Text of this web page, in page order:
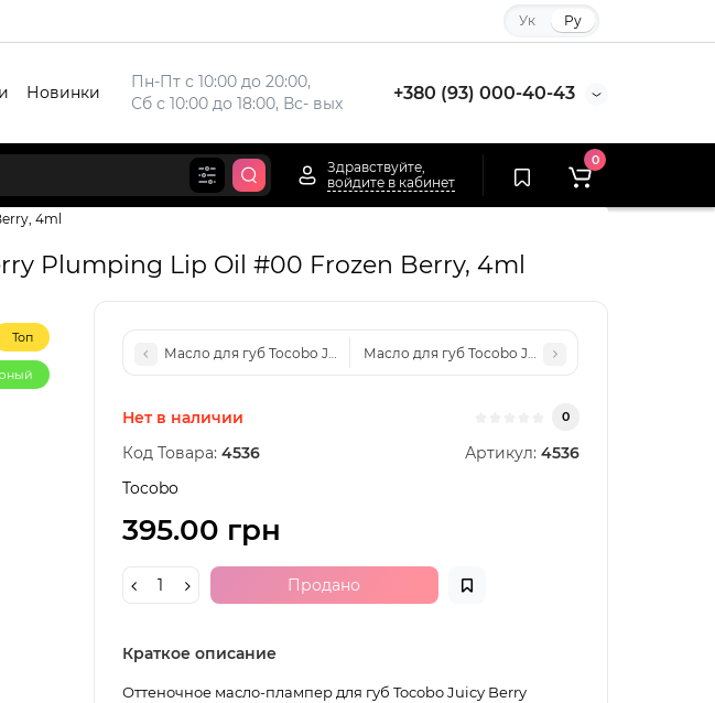
Ук Ру
Пн-Пт с 10:00 до 20:00,
Сб с 10:00 до 18:00, Вс- вых
+380 (93) 000-40-43
Новинки
Здравствуйте,
войдите в кабинет
0
4ml
Plumping Lip Oil #00 Frozen Berry, 4ml
Топ
Масло для губ Tocobo Juicy Berry Plumping Lip Oil #02 Berry Brandy, 4ml
Масло для губ Tocobo Juicy Berry Plumping Lip
Нет в наличии 0
Код Товара: 4536 Артикул: 4536
Tocobo
395.00 грн
Продано
Краткое описание
Оттеночное масло-плампер для губ Tocobo Juicy Berry